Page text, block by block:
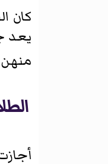
كان
يعد